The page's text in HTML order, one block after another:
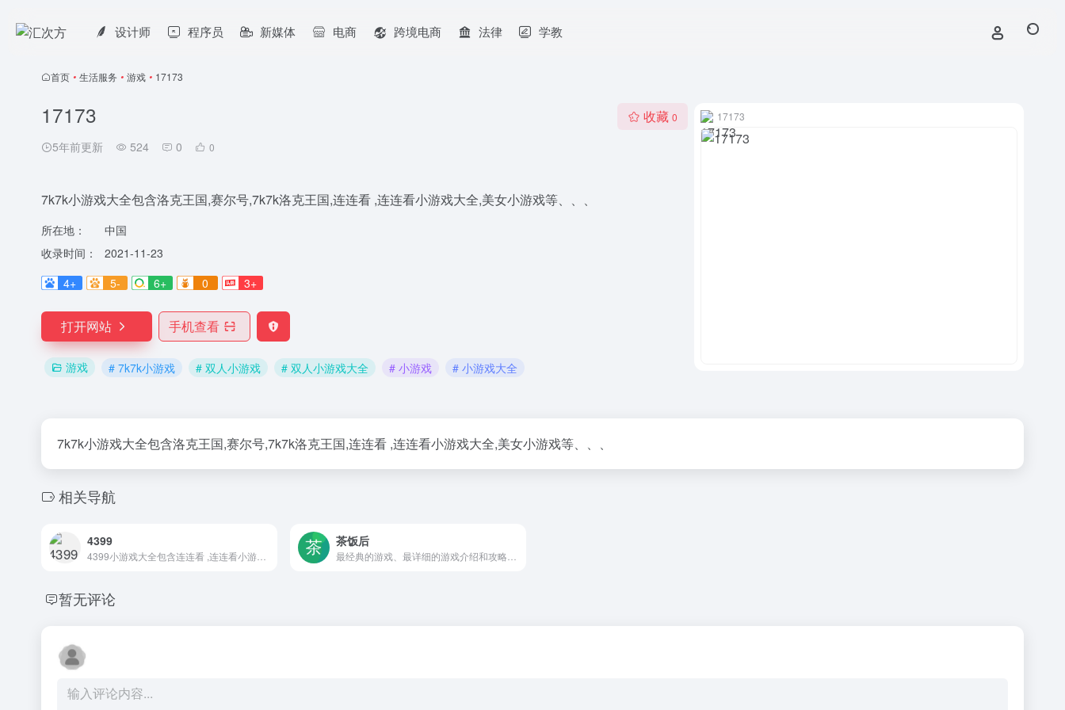
设计师 程序员 新媒体 电商 跨境电商 法律 学教
首页 • 生活服务 • 游戏 • 17173
17173
5年前更新 524 0 0
收藏 0
7k7k小游戏大全包含洛克王国,赛尔号,7k7k洛克王国,连连看 ,连连看小游戏大全,美女小游戏等、、、
所在地：
中国
收录时间：
2021-11-23
4+
5- 6+ 0 3+
打开网站 手机查看
游戏 # 7k7k小游戏 # 双人小游戏 # 双人小游戏大全 # 小游戏 # 小游戏大全
17173
7k7k小游戏大全包含洛克王国,赛尔号,7k7k洛克王国,连连看 ,连连看小游戏大全,美女小游戏等、、、
相关导航
4399 茶饭后
暂无评论